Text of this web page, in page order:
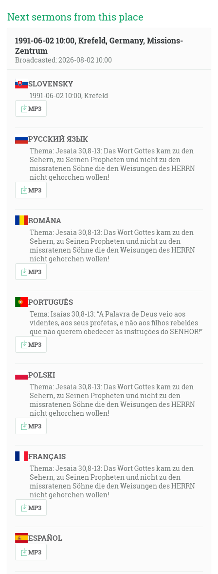
Next sermons from this place
1991-06-02 10:00, Krefeld, Germany, Missions-
Zentrum
Broadcasted: 2026-08-02 10:00
SLOVENSKY
1991-06-02 10:00, Krefeld
MP3
РУССКИЙ ЯЗЫК
Thema: Jesaia 30,8-13: Das Wort Gottes kam zu den
Sehern, zu Seinen Propheten und nicht zu den
missratenen Söhne die den Weisungen des HERRN
nicht gehorchen wollen!
MP3
ROMÂNA
Thema: Jesaia 30,8-13: Das Wort Gottes kam zu den
Sehern, zu Seinen Propheten und nicht zu den
missratenen Söhne die den Weisungen des HERRN
nicht gehorchen wollen!
MP3
PORTUGUÊS
Tema: Isaías 30,8-13: “A Palavra de Deus veio aos
videntes, aos seus profetas, e não aos filhos rebeldes
que não querem obedecer às instruções do SENHOR!”
MP3
POLSKI
Thema: Jesaia 30,8-13: Das Wort Gottes kam zu den
Sehern, zu Seinen Propheten und nicht zu den
missratenen Söhne die den Weisungen des HERRN
nicht gehorchen wollen!
MP3
FRANÇAIS
Thema: Jesaia 30,8-13: Das Wort Gottes kam zu den
Sehern, zu Seinen Propheten und nicht zu den
missratenen Söhne die den Weisungen des HERRN
nicht gehorchen wollen!
MP3
ESPAÑOL
MP3